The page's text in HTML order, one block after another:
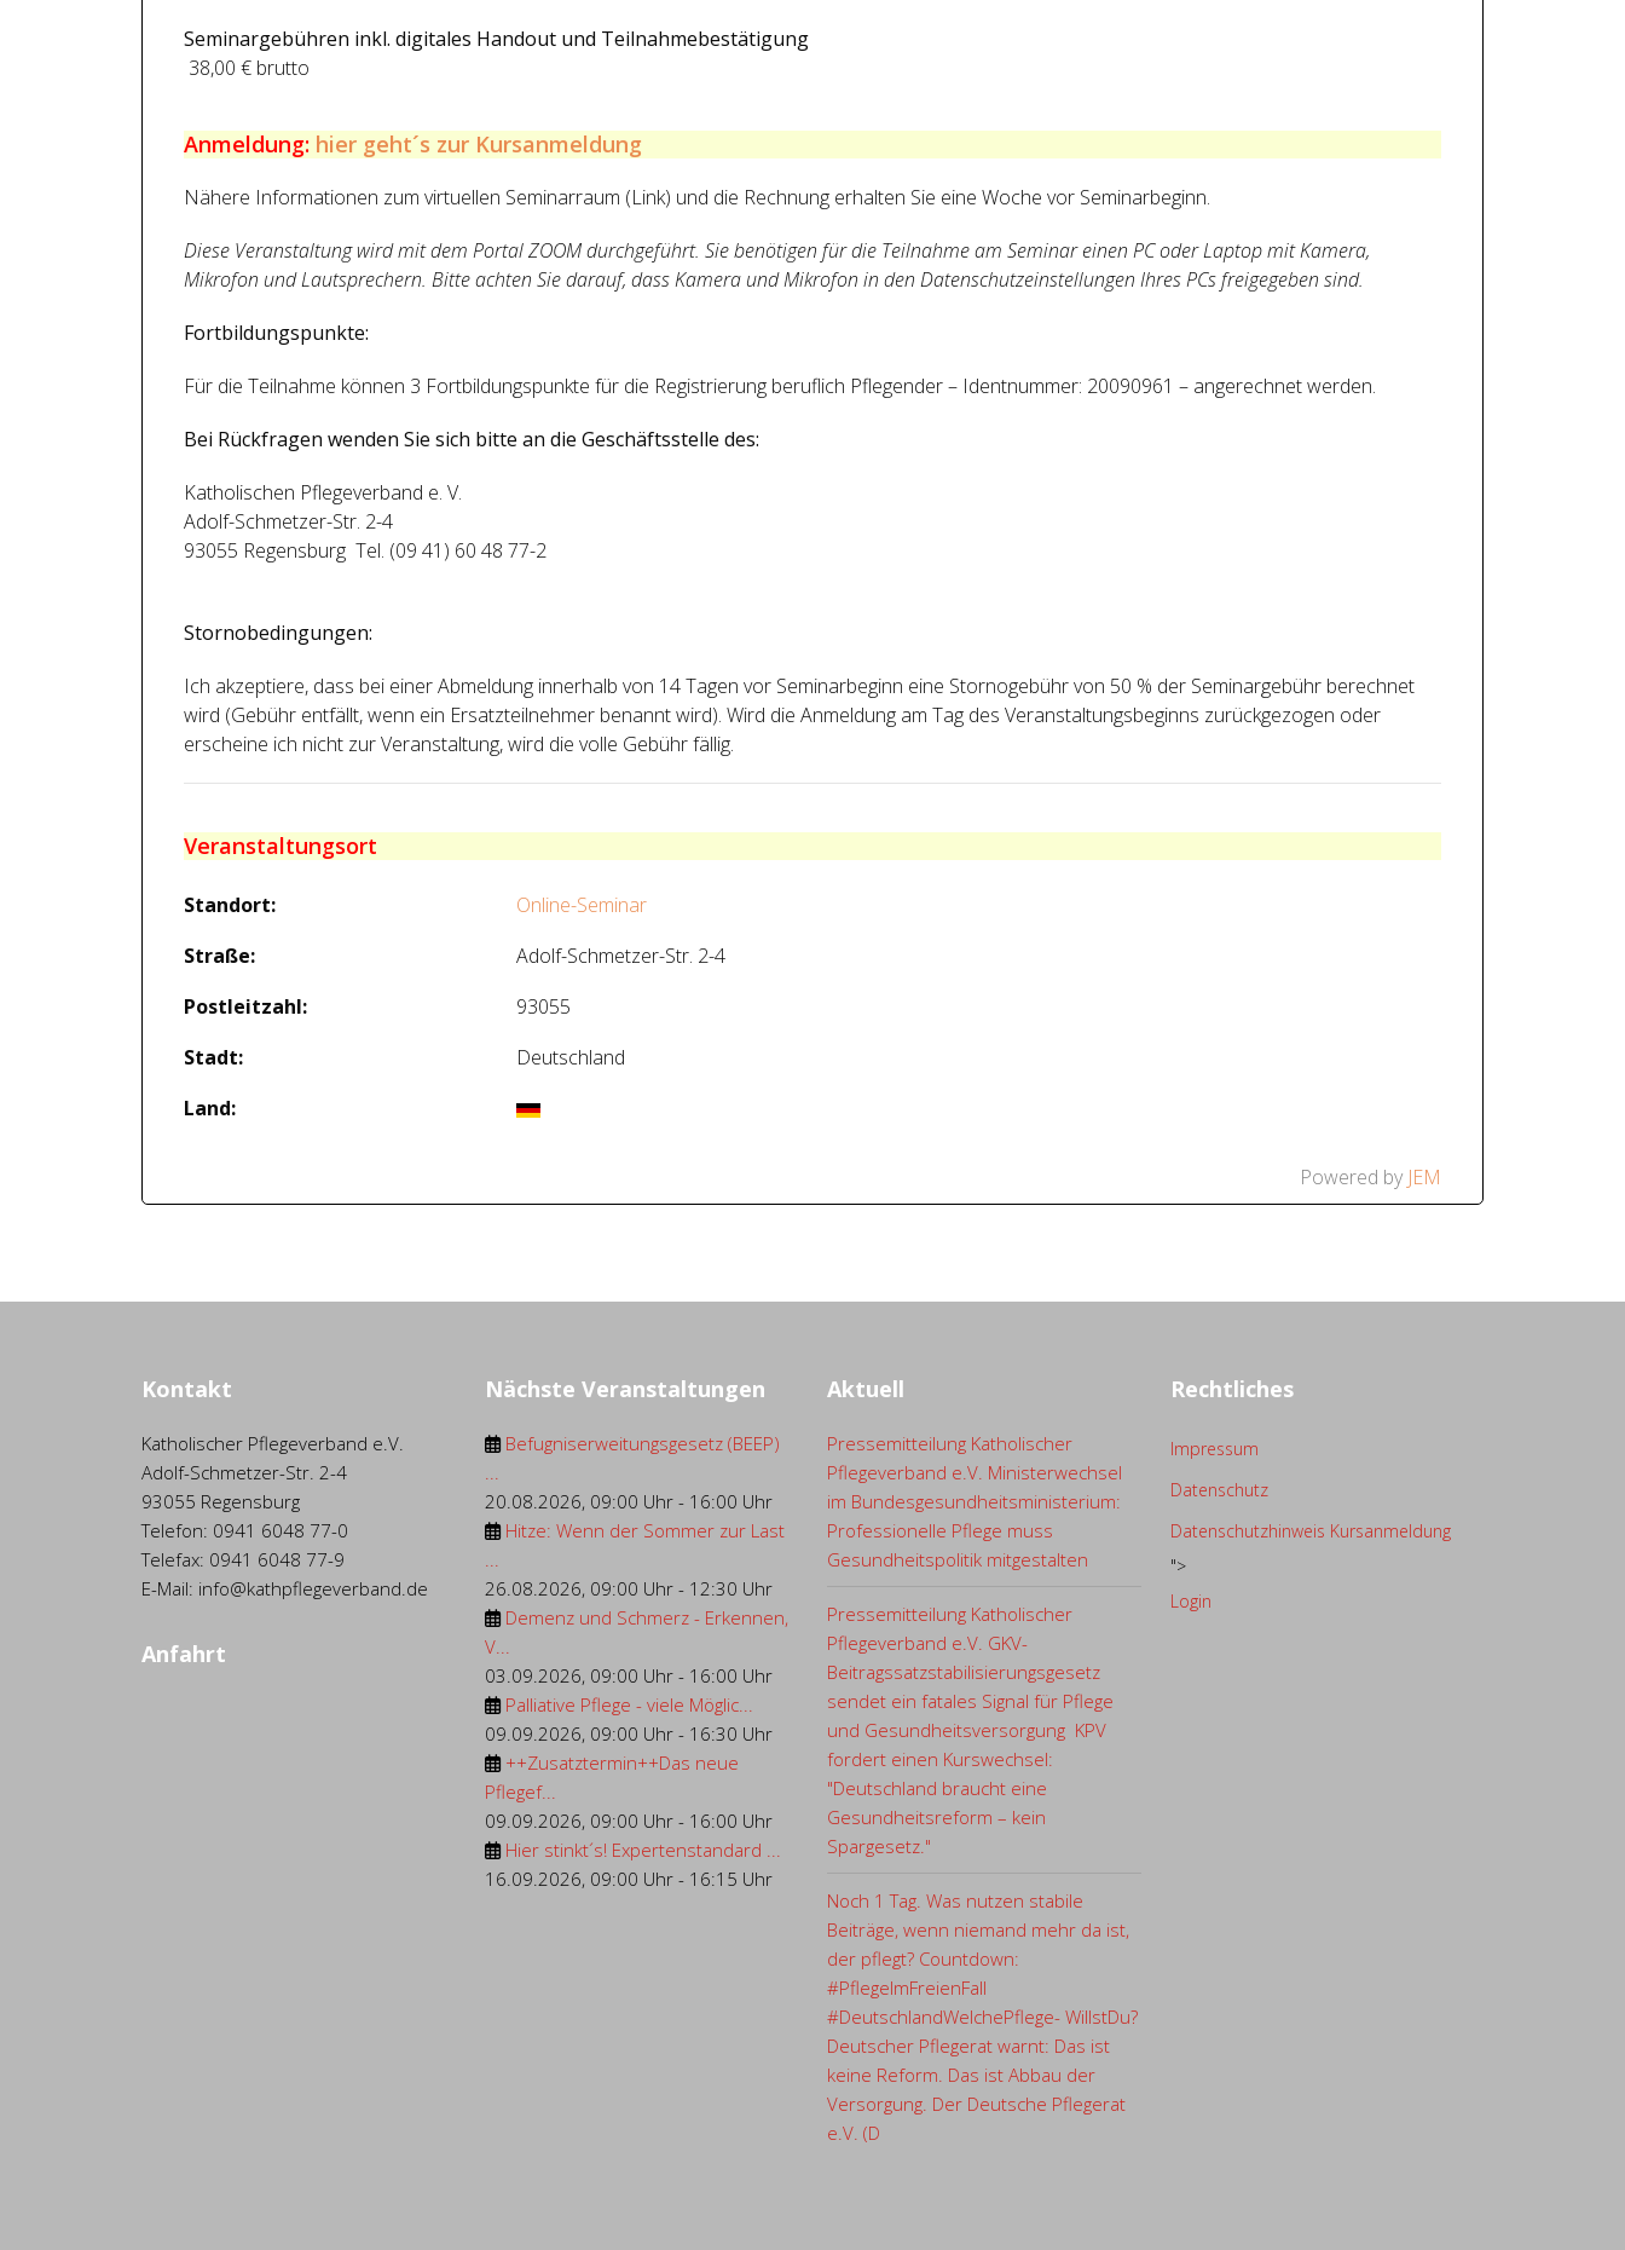
Seminargebühren inkl. digitales Handout und Teilnahmebestätigung
38,00 € brutto
Anmeldung: hier geht´s zur Kursanmeldung
Nähere Informationen zum virtuellen Seminarraum (Link) und die Rechnung erhalten Sie eine Woche vor Seminarbeginn.
Diese Veranstaltung wird mit dem Portal ZOOM durchgeführt. Sie benötigen für die Teilnahme am Seminar einen PC oder Laptop mit Kamera,
Mikrofon und Lautsprechern. Bitte achten Sie darauf, dass Kamera und Mikrofon in den Datenschutzeinstellungen Ihres PCs freigegeben sind.
Fortbildungspunkte:
Für die Teilnahme können 3 Fortbildungspunkte für die Registrierung beruflich Pflegender – Identnummer: 20090961 – angerechnet werden.
Bei Rückfragen wenden Sie sich bitte an die Geschäftsstelle des:
Katholischen Pflegeverband e. V.
Adolf-Schmetzer-Str. 2-4
93055 Regensburg Tel. (09 41) 60 48 77-2
Stornobedingungen:
Ich akzeptiere, dass bei einer Abmeldung innerhalb von 14 Tagen vor Seminarbeginn eine Stornogebühr von 50 % der Seminargebühr berechnet
wird (Gebühr entfällt, wenn ein Ersatzteilnehmer benannt wird). Wird die Anmeldung am Tag des Veranstaltungsbeginns zurückgezogen oder
erscheine ich nicht zur Veranstaltung, wird die volle Gebühr fällig.
Veranstaltungsort
Standort:
Online-Seminar
Straße:
Adolf-Schmetzer-Str. 2-4
Postleitzahl:
93055
Stadt:
Deutschland
Land:
Powered by JEM
Kontakt
Katholischer Pflegeverband e.V.
Adolf-Schmetzer-Str. 2-4
93055 Regensburg
Telefon: 0941 6048 77-0
Telefax: 0941 6048 77-9
E-Mail: info@kathpflegeverband.de
Anfahrt
Nächste Veranstaltungen
Befugniserweitungsgesetz (BEEP)
20.08.2026, 09:00 Uhr- 16:00 Uhr
Hitze: Wenn der Sommer zur Last
26.08.2026, 09:00 Uhr- 12:30 Uhr
Demenz und Schmerz - Erkennen,
V...
03.09.2026, 09:00 Uhr- 16:00 Uhr
Palliative Pflege - viele Möglic...
09.09.2026, 09:00 Uhr- 16:30 Uhr
++Zusatztermin++Das neue
Pflegef...
09.09.2026, 09:00 Uhr- 16:00 Uhr
Hier stinkt´s! Expertenstandard ...
16.09.2026, 09:00 Uhr- 16:15 Uhr
Aktuell
Pressemitteilung Katholischer
Pflegeverband e.V. Ministerwechsel
im Bundesgesundheitsministerium:
Professionelle Pflege muss
Gesundheitspolitik mitgestalten
Pressemitteilung Katholischer
Pflegeverband e.V. GKV-
Beitragssatzstabilisierungsgesetz
sendet ein fatales Signal für Pflege
und Gesundheitsversorgung KPV
fordert einen Kurswechsel:
"Deutschland braucht eine
Gesundheitsreform – kein
Spargesetz."
Noch 1 Tag. Was nutzen stabile
Beiträge, wenn niemand mehr da ist,
der pflegt? Countdown:
#PflegeImFreienFall
#DeutschlandWelchePflege- WillstDu?
Deutscher Pflegerat warnt: Das ist
keine Reform. Das ist Abbau der
Versorgung. Der Deutsche Pflegerat
e.V. (D
Rechtliches
Impressum
Datenschutz
Datenschutzhinweis Kursanmeldung
">
Login